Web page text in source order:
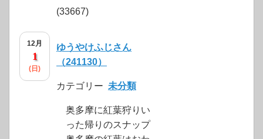
(33667)
12月
1
(日)
ゆうやけふじさん
（241130）
カテゴリー 未分類
奥多摩に紅葉狩りい
った帰りのスナップ